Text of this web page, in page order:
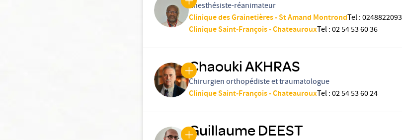
Anesthésiste-réanimateur
Clinique des Grainetières - St Amand MontrondTel:0248822093
Clinique Saint-François - ChateaurouxTel:02 54 53 60 36
Chaouki AKHRAS
Chirurgien orthopédiste et traumatologue
Clinique Saint-François - ChateaurouxTel:02 54 53 60 24
Guillaume DEEST